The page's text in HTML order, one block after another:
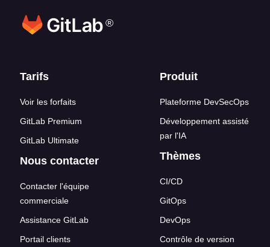
®
Liens en bas de page
Tarifs
Voir les forfaits
GitLab Premium
GitLab Ultimate
Nous contacter
Contacter l'équipe
commerciale
Assistance GitLab
Portail clients
Produit
Plateforme DevSecOps
Développement assisté
par l'IA
Thèmes
CI/CD
GitOps
DevOps
Contrôle de version